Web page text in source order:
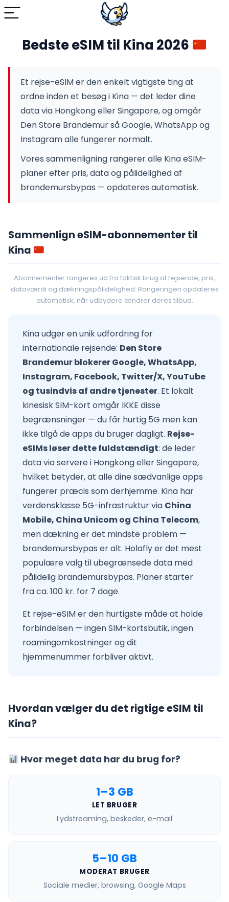
Bedste eSIM til Kina 2026
Et rejse-eSIM er den enkelt vigtigste ting at
ordne inden et besøg i Kina — det leder dine
data via Hongkong eller Singapore, og omgår
Den Store Brandemur så Google, WhatsApp og
Instagram alle fungerer normalt.
Vores sammenligning rangerer alle Kina eSIM-
planer efter pris, data og pålidelighed af
brandemursbypas — opdateres automatisk.
Sammenlign eSIM-abonnementer til
Kina
Abonnementer rangeres ud fra faktisk brug af rejsende, pris,
dataværdi og dækningspålidelighed. Rangeringen opdateres
automatisk, når udbydere ændrer deres tilbud.
Kina udgør en unik udfordring for
internationale rejsende: Den Store
Brandemur blokerer Google, WhatsApp,
Instagram, Facebook, Twitter/X, YouTube
og tusindvis af andre tjenester. Et lokalt
kinesisk SIM-kort omgår IKKE disse
begrænsninger — du får hurtig 5G men kan
ikke tilgå de apps du bruger dagligt. Rejse-
eSIMs løser dette fuldstændigt: de leder
data via servere i Hongkong eller Singapore,
hvilket betyder, at alle dine sædvanlige apps
fungerer præcis som derhjemme. Kina har
verdensklasse 5G-infrastruktur via China
Mobile, China Unicom og China Telecom,
men dækning er det mindste problem —
brandemursbypas er alt. Holafly er det mest
populære valg til ubegrænsede data med
pålidelig brandemursbypas. Planer starter
fra ca. 100 kr. for 7 dage.
Et rejse-eSIM er den hurtigste måde at holde
forbindelsen — ingen SIM-kortsbutik, ingen
roamingomkostninger og dit
hjemmenummer forbliver aktivt.
Hvordan vælger du det rigtige eSIM til
Kina?
Hvor meget data har du brug for?
1–3 GB
LET BRUGER
Lydstreaming, beskeder, e-mail
5–10 GB
MODERAT BRUGER
Sociale medier, browsing, Google Maps